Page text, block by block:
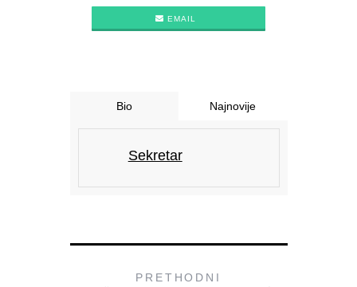
EMAIL
Bio Najnovije
Sekretar
PRETHODNI